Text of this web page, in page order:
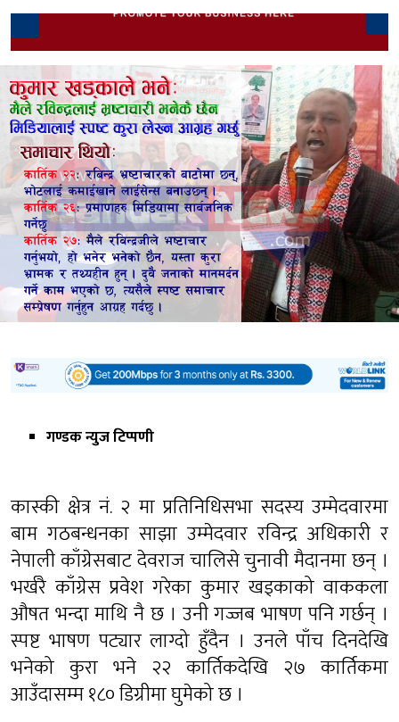
गण्डक न्युज टिप्पणी
कास्की क्षेत्र नं. २ मा प्रतिनिधिसभा सदस्य उम्मेदवारमा
बाम गठबन्धनका साझा उम्मेदवार रविन्द्र अधिकारी र
नेपाली काँग्रेसबाट देवराज चालिसे चुनावी मैदानमा छन् ।
भर्खरै काँग्रेस प्रवेश गरेका कुमार खड्काको वाककला
औषत भन्दा माथि नै छ । उनी गज्जब भाषण पनि गर्छन् ।
स्पष्ट भाषण पट्यार लाग्दो हुँदैन । उनले पाँच दिनदेखि
भनेको कुरा भने २२ कार्तिकदेखि २७ कार्तिकमा
आउँदासम्म १८० डिग्रीमा घुमेको छ ।